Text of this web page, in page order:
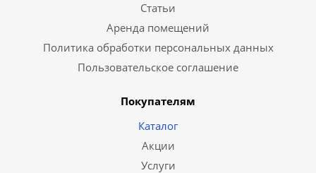
Статьи
Аренда помещений
Политика обработки персональных данных
Пользовательское соглашение
Покупателям
Каталог
Акции
Услуги